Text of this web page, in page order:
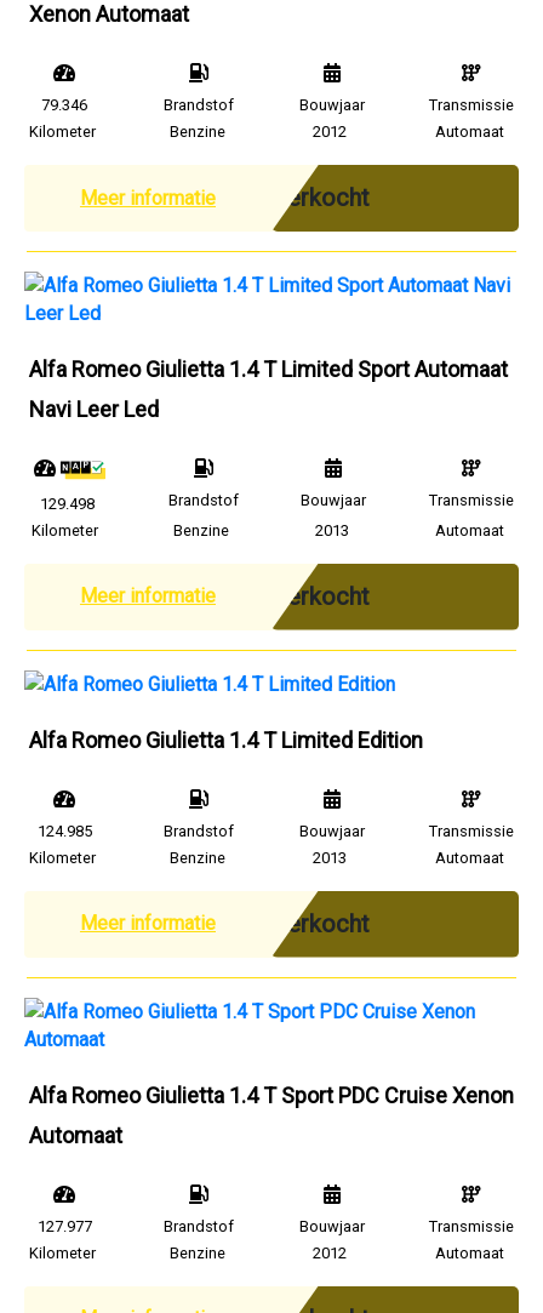
Xenon Automaat
79.346
Kilometer
Brandstof
Benzine
Bouwjaar
2012
Transmissie
Automaat
Meer informatie Verkocht
Alfa Romeo Giulietta 1.4 T Limited Sport Automaat
Navi Leer Led
129.498
Kilometer
Brandstof
Benzine
Bouwjaar
2013
Transmissie
Automaat
Meer informatie Verkocht
Alfa Romeo Giulietta 1.4 T Limited Edition
124.985
Kilometer
Brandstof
Benzine
Bouwjaar
2013
Transmissie
Automaat
Meer informatie Verkocht
Alfa Romeo Giulietta 1.4 T Sport PDC Cruise Xenon
Automaat
127.977
Kilometer
Brandstof
Benzine
Bouwjaar
2012
Transmissie
Automaat